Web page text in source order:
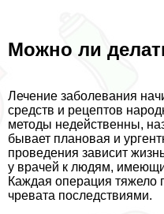
Можно ли
Лечение заболевания
средств и рецептов
методы недейственны,
бывает плановая и
проведения зависит
у врачей к людям,
Каждая операция тяжело
чревата последствиями.